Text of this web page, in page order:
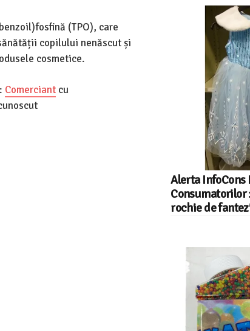
(TPO), care
copilului nenăscut și
cosmetice.
Comerciant cu
Alerta InfoCons
Consumatorilor
rochie de